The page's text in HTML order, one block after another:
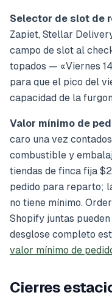
Selector de slot de
Zapiet, Stellar
campo de slot al
topados — «Viernes
para que el pico del
capacidad de la
Valor mínimo de
caro una vez
combustible y
tiendas de finca fija
pedido para reparto;
no tiene mínimo.
Shopify juntas
desglose completo
valor mínimo de
Cierres